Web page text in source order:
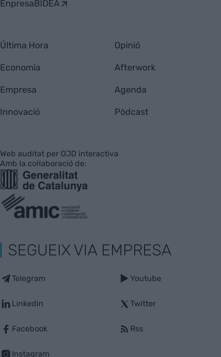
EnpresaBIDEA
Última Hora
Economia
Empresa
Innovació
Opinió
Afterwork
Agenda
Pòdcast
Web auditat per OJD interactiva
Amb la col·laboració de:
SEGUEIX VIA EMPRESA
Telegram
Linkedin
Facebook
Instagram
Youtube
Twitter
Rss